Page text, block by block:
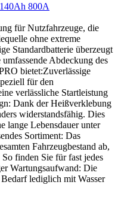
800A
für Nutzfahrzeuge, die
ohne extreme
Standardbatterie überzeugt
Abdeckung des
bietet:Zuverlässige
für den
verlässliche Startleistung
Dank der Heißverklebung
widerstandsfähig. Dies
lange Lebensdauer unter
Sortiment: Das
Fahrzeugbestand ab,
finden Sie für fast jedes
Wartungsaufwand: Die
lediglich mit Wasser